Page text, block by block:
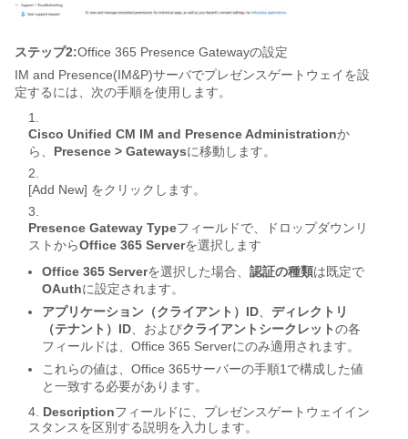
ステップ2:Office 365 Presence Gatewayの設定
IM and Presence(IM&P)サーバでプレゼンスゲートウェイを設
定するには、次の手順を使用します。
Cisco Unified CM IM and Presence Administrationか
ら、 Presence > Gatewaysに移動します。
[Add New] をクリックします。
Presence Gateway Typeフィールドで、ドロップダウンリ
ストからOffice 365 Serverを選択します
Office 365 Serverを選択した場合、 認証の種類は既定で
OAuthに設定されます。
アプリケーション（クライアント）ID
ディレクトリ
（テナント）ID 、およびクライアントシークレットの各
フィールドは、Office 365 Serverにのみ適用されます。
これらの値は、Office 365サーバーの手順1で構成した値
と一致する必要があります。
Descriptionフィールドに、プレゼンスゲートウェイイン
スタンスを区別する説明を入力します。